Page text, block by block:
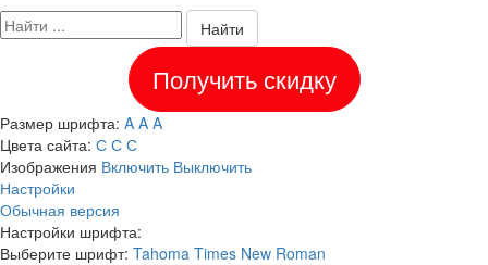
Найти
Получить скидку
Размер шрифта: A A A
Цвета сайта: С С С
Изображения Включить Выключить
Настройки
Обычная версия
Настройки шрифта:
Выберите шрифт: Tahoma Times New Roman